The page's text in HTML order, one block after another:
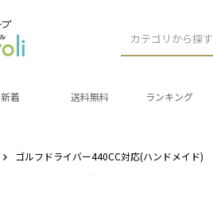
カテゴリから探す
新着 送料無料 ランキング
ゴルフドライバー440CC対応(ハンドメイド)